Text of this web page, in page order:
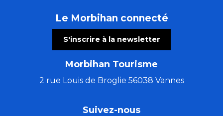
Le Morbihan connecté
S'inscrire à la newsletter
Morbihan Tourisme
2 rue Louis de Broglie 56038 Vannes
Suivez-nous